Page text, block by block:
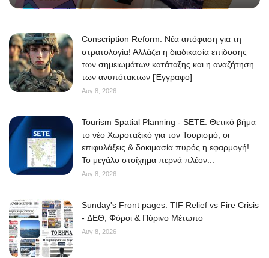
Conscription Reform: Νέα απόφαση για τη
στρατολογία! Αλλάζει η διαδικασία επίδοσης
των σημειωμάτων κατάταξης και η αναζήτηση
των ανυπότακτων [Έγγραφο]
Αυγ 8, 2026
Tourism Spatial Planning - SETE: Θετικό βήμα
το νέο Χωροταξικό για τον Τουρισμό, οι
επιφυλάξεις & δοκιμασία πυρός η εφαρμογή!
Το μεγάλο στοίχημα περνά πλέον...
Αυγ 8, 2026
Sunday's Front pages: TIF Relief vs Fire Crisis
- ΔΕΘ, Φόροι & Πύρινο Μέτωπο
Αυγ 8, 2026